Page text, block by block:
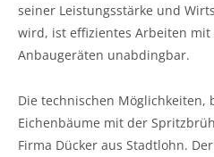
seiner Leistungsstärke und
wird, ist effizientes Arbeiten mit
Anbaugeräten unabdingbar.
Die technischen Möglichkeiten,
Eichenbäume mit der
Firma Dücker aus Stadtlohn.